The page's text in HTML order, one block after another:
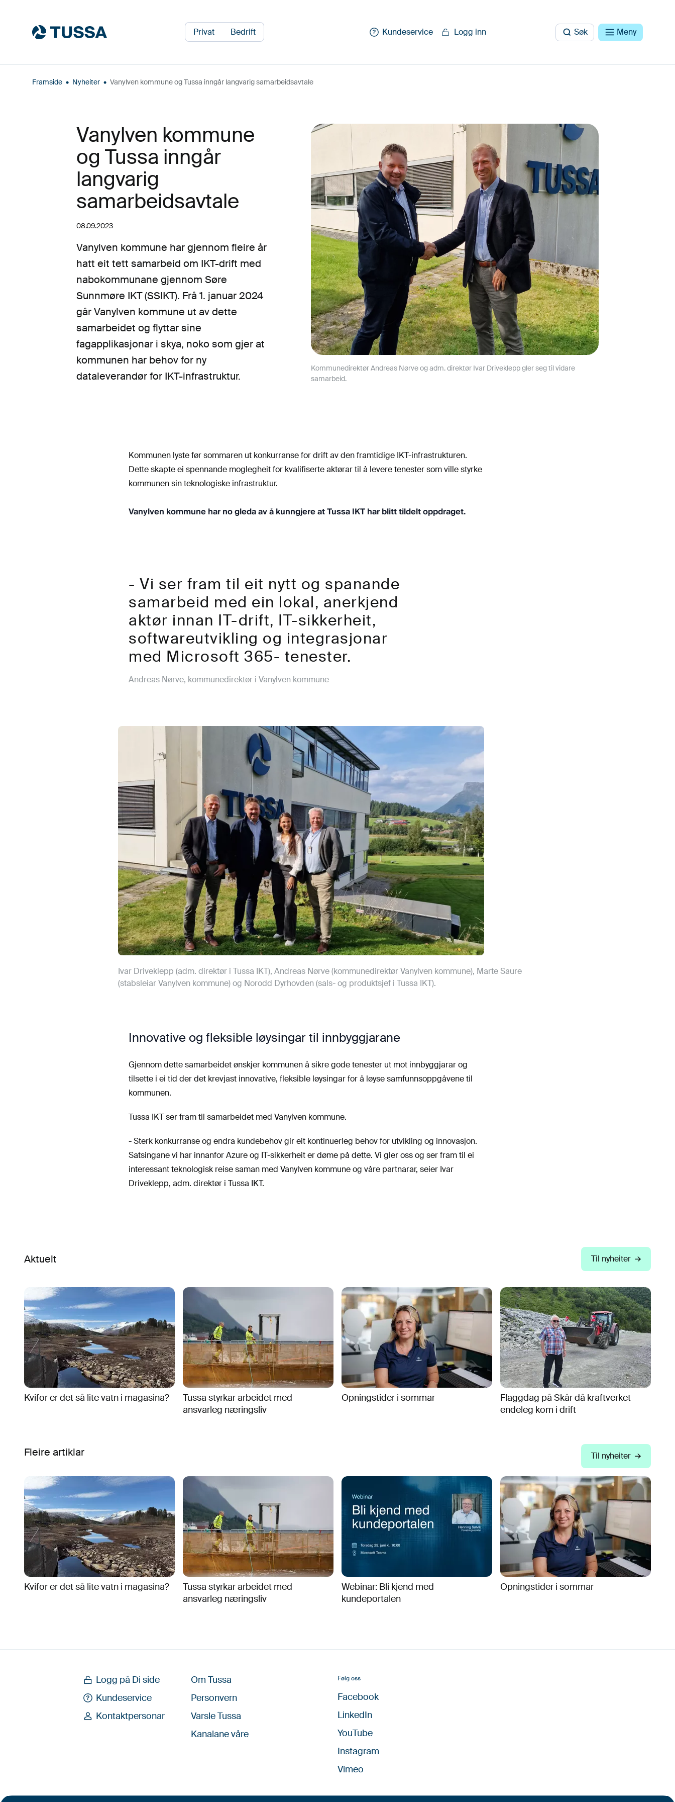
Privat Bedrift Kundeservice Logg inn Søk Meny
Framside • Nyheiter • Vanylven kommune og Tussa inngår langvarig samarbeidsavtale
Kommunedirektør Andreas Nørve og adm. direktør Ivar Driveklepp gler seg til vidare
samarbeid.
Vanylven kommune
og Tussa inngår
langvarig
samarbeidsavtale
08.09.2023
Vanylven kommune har gjennom fleire år
hatt eit tett samarbeid om IKT-drift med
nabokommunane gjennom Søre
Sunnmøre IKT (SSIKT). Frå 1. januar 2024
går Vanylven kommune ut av dette
samarbeidet og flyttar sine
fagapplikasjonar i skya, noko som gjer at
kommunen har behov for ny
dataleverandør for IKT-infrastruktur.
Kommunen lyste før sommaren ut konkurranse for drift av den framtidige IKT-infrastrukturen.
Dette skapte ei spennande moglegheit for kvalifiserte aktørar til å levere tenester som ville styrke
kommunen sin teknologiske infrastruktur.
Vanylven kommune har no gleda av å kunngjere at Tussa IKT har blitt tildelt oppdraget.
- Vi ser fram til eit nytt og spanande
samarbeid med ein lokal, anerkjend
aktør innan IT-drift, IT-sikkerheit,
softwareutvikling og integrasjonar
med Microsoft 365- tenester.
Andreas Nørve, kommunedirektør i Vanylven kommune
Ivar Driveklepp (adm. direktør i Tussa IKT), Andreas Nørve (kommunedirektør Vanylven kommune), Marte Saure
(stabsleiar Vanylven kommune) og Norodd Dyrhovden (sals- og produktsjef i Tussa IKT).
Innovative og fleksible løysingar til innbyggjarane
Gjennom dette samarbeidet ønskjer kommunen å sikre gode tenester ut mot innbyggjarar og
tilsette i ei tid der det krevjast innovative, fleksible løysingar for å løyse samfunnsoppgåvene til
kommunen.
Tussa IKT ser fram til samarbeidet med Vanylven kommune.
- Sterk konkurranse og endra kundebehov gir eit kontinuerleg behov for utvikling og innovasjon.
Satsingane vi har innanfor Azure og IT-sikkerheit er døme på dette. Vi gler oss og ser fram til ei
interessant teknologisk reise saman med Vanylven kommune og våre partnarar, seier Ivar
Driveklepp, adm. direktør i Tussa IKT.
Aktuelt Til nyheiter
Kvifor er det så lite vatn i magasina?
Tussa styrkar arbeidet med
ansvarleg næringsliv
Opningstider i sommar
Flaggdag på Skår då kraftverket
endeleg kom i drift
Fleire artiklar Til nyheiter
Kvifor er det så lite vatn i magasina?
Tussa styrkar arbeidet med
ansvarleg næringsliv
Webinar: Bli kjend med
kundeportalen
Opningstider i sommar
Logg på Di side
Kundeservice
Kontaktpersonar
Om Tussa
Personvern
Varsle Tussa
Kanalane våre
Følg oss
Facebook
LinkedIn
YouTube
Instagram
Vimeo